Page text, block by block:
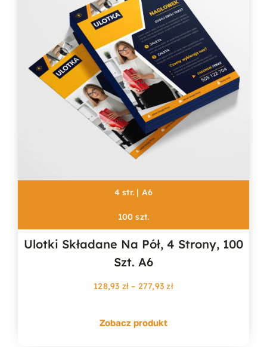
4 str. | A6
100 szt.
Ulotki Składane Na Pół, 4 Strony, 100
Szt. A6
128,93 zł – 277,93złZakres
Zobacz produkt